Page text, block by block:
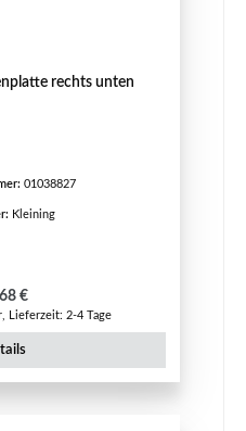
rechts unten
01038827
Kleining
Preis:
€
Lieferzeit: 2-4 Tage